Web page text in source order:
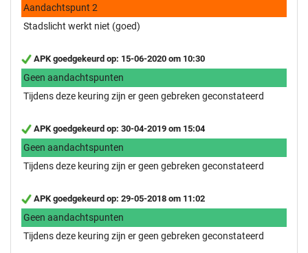
Aandachtspunt 2
Stadslicht werkt niet (goed)
APK goedgekeurd op: 15-06-2020 om 10:30
Geen aandachtspunten
Tijdens deze keuring zijn er geen gebreken geconstateerd
APK goedgekeurd op: 30-04-2019 om 15:04
Geen aandachtspunten
Tijdens deze keuring zijn er geen gebreken geconstateerd
APK goedgekeurd op: 29-05-2018 om 11:02
Geen aandachtspunten
Tijdens deze keuring zijn er geen gebreken geconstateerd